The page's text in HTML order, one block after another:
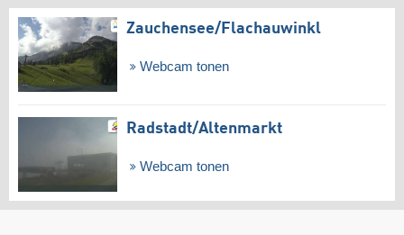
Zauchensee/​Flachauwinkl
Webcam tonen
Radstadt/​Altenmarkt
Webcam tonen